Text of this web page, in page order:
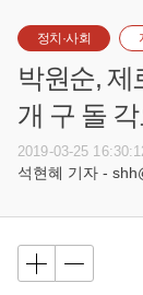
정치·사회
박원순, 제
개 구 돌
2019-03-25
석현혜 기자 -